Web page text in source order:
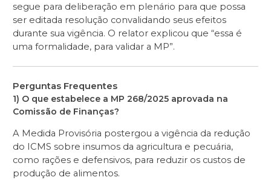
segue para deliberação em plenário para que possa
ser editada resolução convalidando seus efeitos
durante sua vigência. O relator explicou que “essa é
uma formalidade, para validar a MP”.
Perguntas Frequentes
1) O que estabelece a MP 268/2025 aprovada na
Comissão de Finanças?
A Medida Provisória postergou a vigência da redução
do ICMS sobre insumos da agricultura e pecuária,
como rações e defensivos, para reduzir os custos de
produção de alimentos.